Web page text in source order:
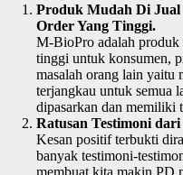
Produk Mudah Di
Order Yang Tinggi.
M-BioPro adalah
tinggi untuk konsumen,
masalah orang lain yaitu
terjangkau untuk semua
dipasarkan dan memiliki
Ratusan Testimoni dari
Kesan positif terbukti
banyak testimoni-
membuat kita makin PD